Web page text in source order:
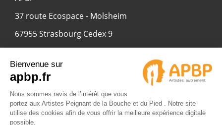
37 route Ecospace - Molsheim
67955 Strasbourg Cedex 9